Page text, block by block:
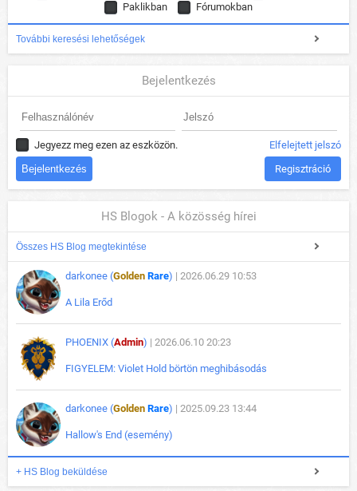
Paklikban
Fórumokban
További keresési lehetőségek
Bejelentkezés
Jegyezz meg ezen az eszközön. Elfelejtett jelszó
Regisztráció
HS Blogok - A közösség hírei
Összes HS Blog megtekintése
darkonee (Golden Rare) | 2026.06.29 10:53
A Lila Erőd
PHOENIX (Admin) | 2026.06.10 20:23
FIGYELEM: Violet Hold börtön meghibásodás
darkonee (Golden Rare) | 2025.09.23 13:44
Hallow's End (esemény)
+ HS Blog beküldése